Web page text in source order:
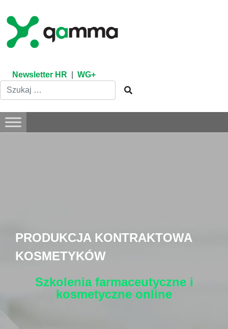
content
Newsletter HR WG+
PRODUKCJA KONTRAKTOWA
KOSMETYKÓW
Szkolenia farmaceutyczne i
kosmetyczne online